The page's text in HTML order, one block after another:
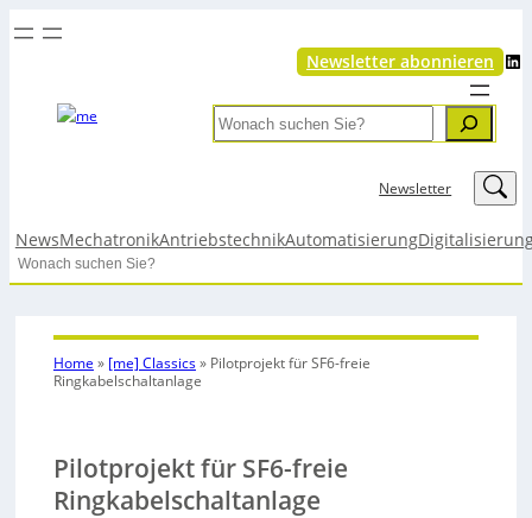
Newsletter abonnieren LinkedIn
Search
Newsletter LinkedIn
NewsMechatronikAntriebstechnikAutomatisierung
Search
Home » [me] Classics» Pilotprojekt für SF6-freie
Ringkabelschaltanlage
Pilotprojekt für SF6-freie
Ringkabelschaltanlage